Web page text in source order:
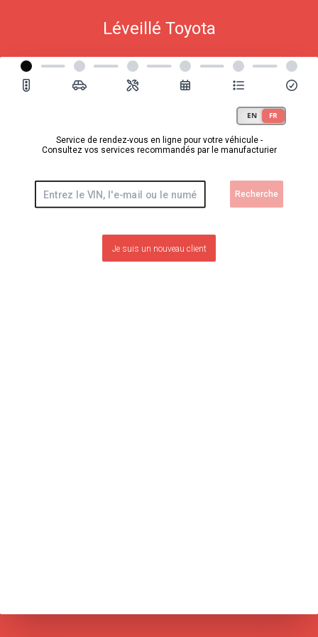
Léveillé Toyota
Service de rendez-vous en ligne pour votre véhicule -
Consultez vos services recommandés par le manufacturier
Recherche
Je suis un nouveau client